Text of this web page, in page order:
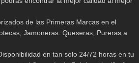
de las Primeras Marcas en el
Jamoneras. Queseras, Pureras a
en tan solo 24/72 horas en tu